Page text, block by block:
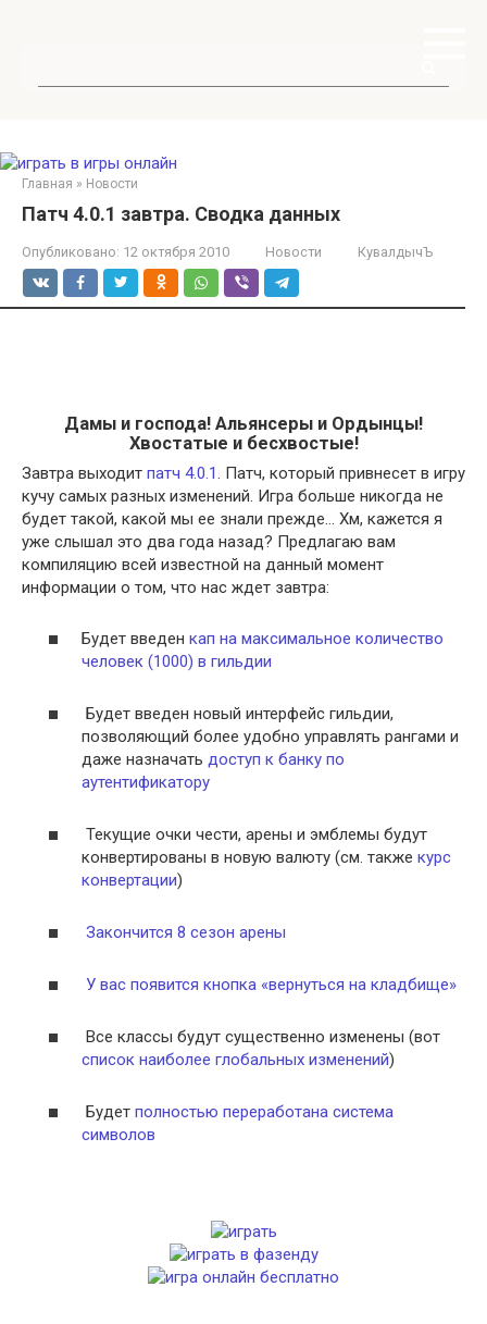
Главная » Новости
Патч 4.0.1 завтра. Сводка данных
Опубликовано: 12 октября 2010 Новости КувалдычЪ
Дамы и господа! Альянсеры и Ордынцы!
Хвостатые и бесхвостые!
Завтра выходит патч 4.0.1. Патч, который привнесет в игру
кучу самых разных изменений. Игра больше никогда не
будет такой, какой мы ее знали прежде… Хм, кажется я
уже слышал это два года назад? Предлагаю вам
компиляцию всей известной на данный момент
информации о том, что нас ждет завтра:
Будет введен кап на максимальное количество
человек (1000) в гильдии
Будет введен новый интерфейс гильдии,
позволяющий более удобно управлять рангами и
даже назначать доступ к банку по
аутентификатору
Текущие очки чести, арены и эмблемы будут
конвертированы в новую валюту (см. также курс
конвертации)
Закончится 8 сезон арены
У вас появится кнопка «вернуться на кладбище»
Все классы будут существенно изменены (вот
список наиболее глобальных изменений)
Будет полностью переработана система
символов